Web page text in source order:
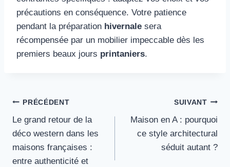
précautions en conséquence. Votre patience
pendant la préparation hivernale sera
récompensée par un mobilier impeccable dès les
premiers beaux jours printaniers.
Navigation
de
l’article
PRÉCÉDENT
Le grand retour de la
déco western dans les
maisons françaises :
entre authenticité et
SUIVANT
Maison en A : pourquoi
ce style architectural
séduit autant ?